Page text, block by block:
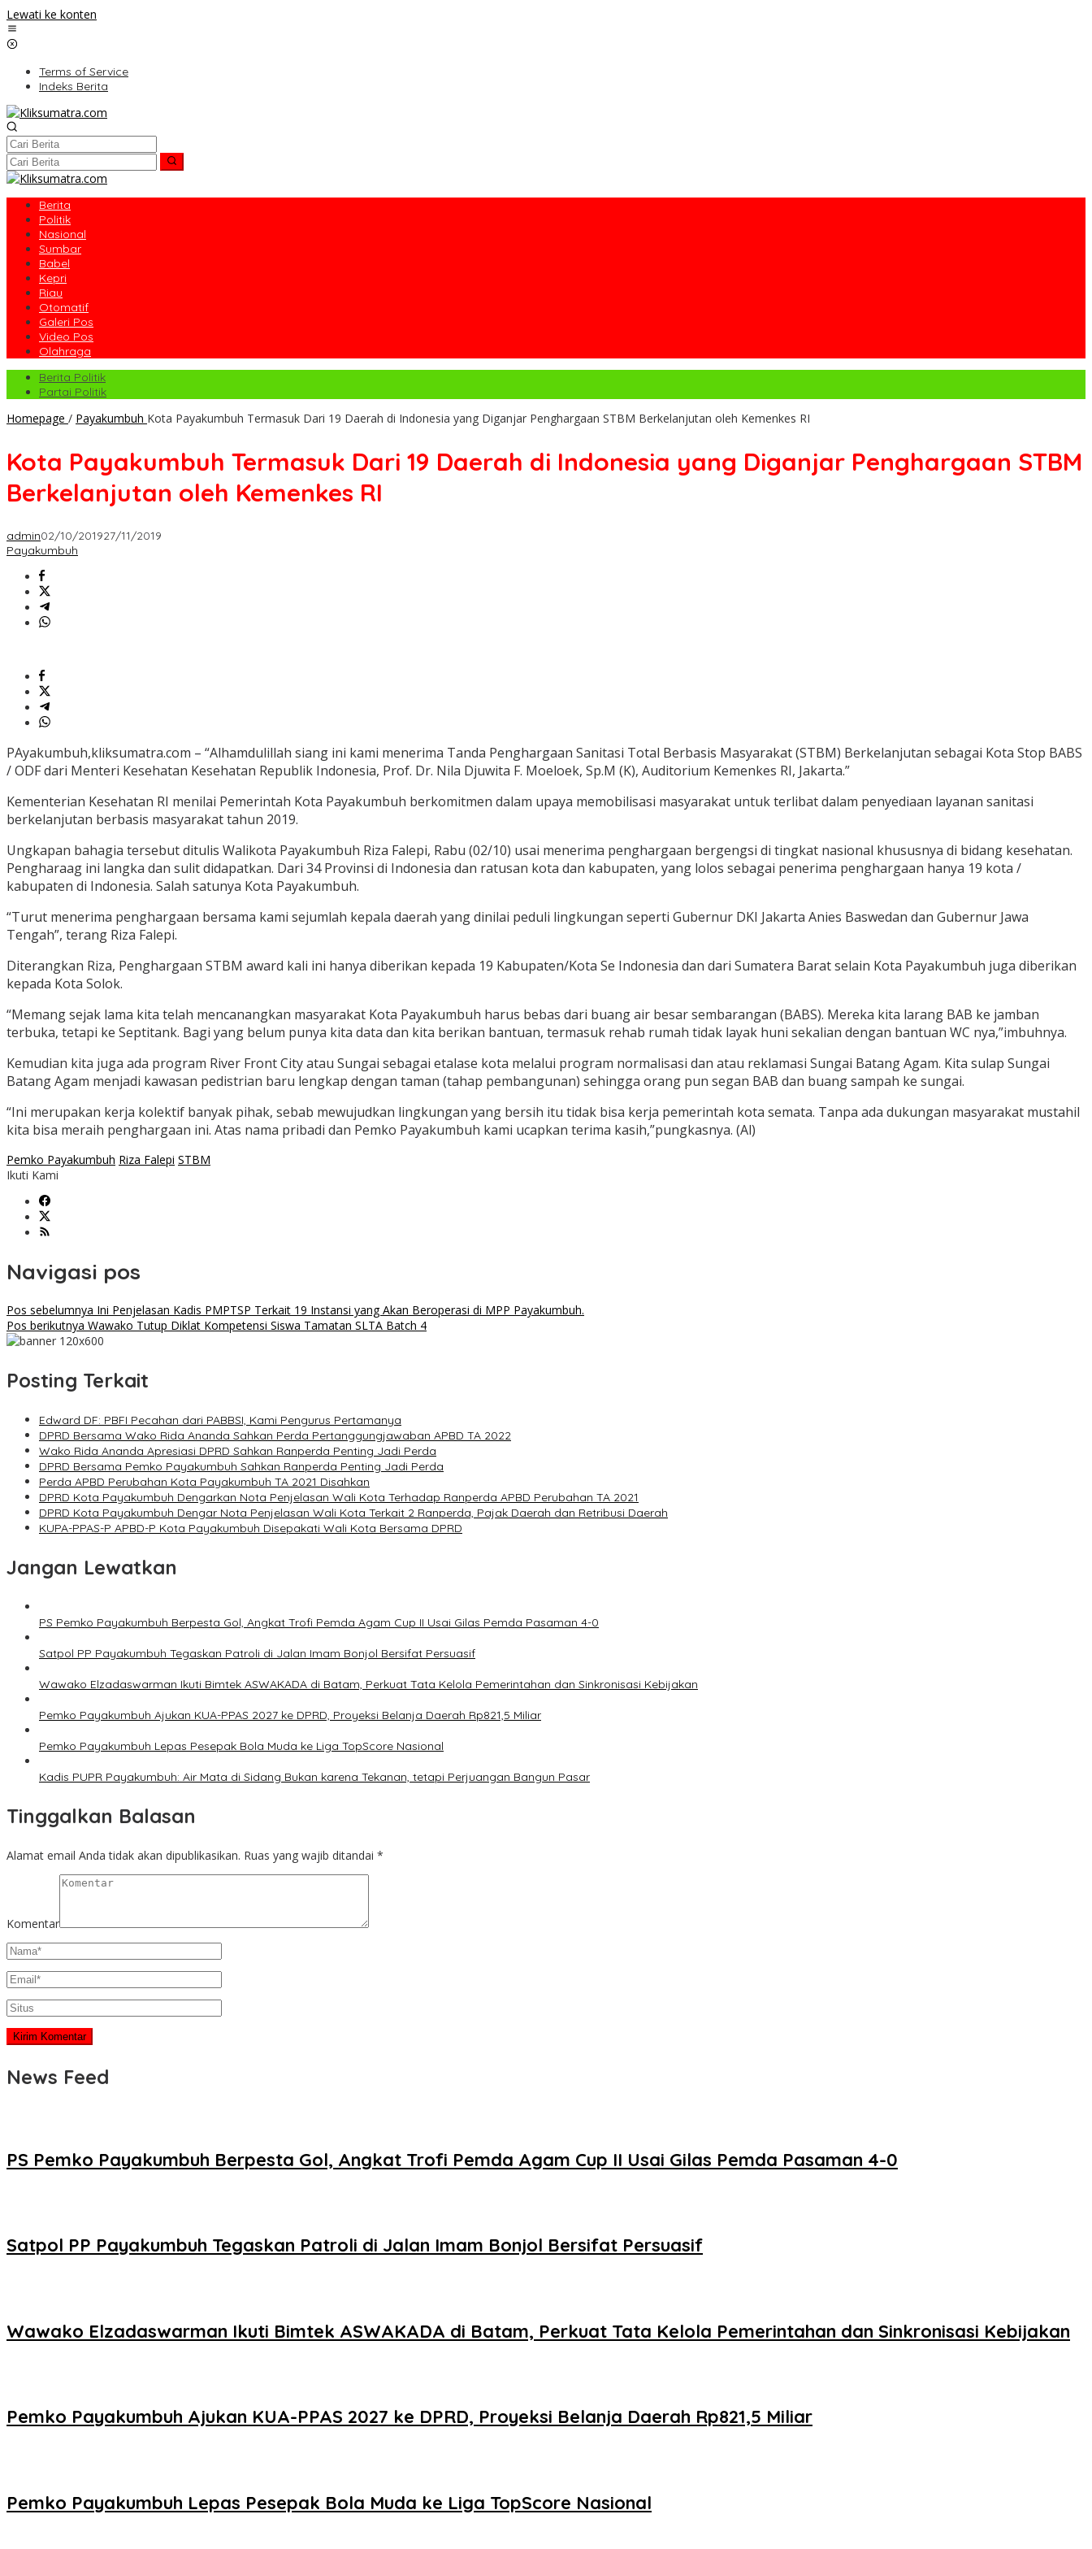
Lewati ke konten
Terms of Service
Indeks Berita
Berita
Politik
Nasional
Sumbar
Babel
Kepri
Riau
Otomatif
Galeri Pos
Video Pos
Olahraga
Berita Politik
Partai Politik
Homepage / Payakumbuh Kota Payakumbuh Termasuk Dari 19 Daerah di Indonesia yang Diganjar Penghargaan STBM Berkelanjutan oleh Kemenkes RI
Kota Payakumbuh Termasuk Dari 19 Daerah di Indonesia yang Diganjar Penghargaan STBM
Berkelanjutan oleh Kemenkes RI
admin02/10/201927/11/2019
Payakumbuh
PAyakumbuh,kliksumatra.com – “Alhamdulillah siang ini kami menerima Tanda Penghargaan Sanitasi Total Berbasis Masyarakat (STBM) Berkelanjutan sebagai Kota Stop BABS
/ ODF dari Menteri Kesehatan Kesehatan Republik Indonesia, Prof. Dr. Nila Djuwita F. Moeloek, Sp.M (K), Auditorium Kemenkes RI, Jakarta.”
Kementerian Kesehatan RI menilai Pemerintah Kota Payakumbuh berkomitmen dalam upaya memobilisasi masyarakat untuk terlibat dalam penyediaan layanan sanitasi
berkelanjutan berbasis masyarakat tahun 2019.
Ungkapan bahagia tersebut ditulis Walikota Payakumbuh Riza Falepi, Rabu (02/10) usai menerima penghargaan bergengsi di tingkat nasional khususnya di bidang kesehatan.
Pengharaag ini langka dan sulit didapatkan. Dari 34 Provinsi di Indonesia dan ratusan kota dan kabupaten, yang lolos sebagai penerima penghargaan hanya 19 kota /
kabupaten di Indonesia. Salah satunya Kota Payakumbuh.
“Turut menerima penghargaan bersama kami sejumlah kepala daerah yang dinilai peduli lingkungan seperti Gubernur DKI Jakarta Anies Baswedan dan Gubernur Jawa
Tengah”, terang Riza Falepi.
Diterangkan Riza, Penghargaan STBM award kali ini hanya diberikan kepada 19 Kabupaten/Kota Se Indonesia dan dari Sumatera Barat selain Kota Payakumbuh juga diberikan
kepada Kota Solok.
“Memang sejak lama kita telah mencanangkan masyarakat Kota Payakumbuh harus bebas dari buang air besar sembarangan (BABS). Mereka kita larang BAB ke jamban
terbuka, tetapi ke Septitank. Bagi yang belum punya kita data dan kita berikan bantuan, termasuk rehab rumah tidak layak huni sekalian dengan bantuan WC nya,”imbuhnya.
Kemudian kita juga ada program River Front City atau Sungai sebagai etalase kota melalui program normalisasi dan atau reklamasi Sungai Batang Agam. Kita sulap Sungai
Batang Agam menjadi kawasan pedistrian baru lengkap dengan taman (tahap pembangunan) sehingga orang pun segan BAB dan buang sampah ke sungai.
“Ini merupakan kerja kolektif banyak pihak, sebab mewujudkan lingkungan yang bersih itu tidak bisa kerja pemerintah kota semata. Tanpa ada dukungan masyarakat mustahil
kita bisa meraih penghargaan ini. Atas nama pribadi dan Pemko Payakumbuh kami ucapkan terima kasih,”pungkasnya. (Al)
Pemko Payakumbuh Riza Falepi STBM
Ikuti Kami
Navigasi pos
Pos sebelumnya Ini Penjelasan Kadis PMPTSP Terkait 19 Instansi yang Akan Beroperasi di MPP Payakumbuh.
Pos berikutnya Wawako Tutup Diklat Kompetensi Siswa Tamatan SLTA Batch 4
Posting Terkait
Edward DF: PBFI Pecahan dari PABBSI, Kami Pengurus Pertamanya
DPRD Bersama Wako Rida Ananda Sahkan Perda Pertanggungjawaban APBD TA 2022
Wako Rida Ananda Apresiasi DPRD Sahkan Ranperda Penting Jadi Perda
DPRD Bersama Pemko Payakumbuh Sahkan Ranperda Penting Jadi Perda
Perda APBD Perubahan Kota Payakumbuh TA 2021 Disahkan
DPRD Kota Payakumbuh Dengarkan Nota Penjelasan Wali Kota Terhadap Ranperda APBD Perubahan TA 2021
DPRD Kota Payakumbuh Dengar Nota Penjelasan Wali Kota Terkait 2 Ranperda, Pajak Daerah dan Retribusi Daerah
KUPA-PPAS-P APBD-P Kota Payakumbuh Disepakati Wali Kota Bersama DPRD
Jangan Lewatkan
PS Pemko Payakumbuh Berpesta Gol, Angkat Trofi Pemda Agam Cup II Usai Gilas Pemda Pasaman 4-0
Satpol PP Payakumbuh Tegaskan Patroli di Jalan Imam Bonjol Bersifat Persuasif
Wawako Elzadaswarman Ikuti Bimtek ASWAKADA di Batam, Perkuat Tata Kelola Pemerintahan dan Sinkronisasi Kebijakan
Pemko Payakumbuh Ajukan KUA-PPAS 2027 ke DPRD, Proyeksi Belanja Daerah Rp821,5 Miliar
Pemko Payakumbuh Lepas Pesepak Bola Muda ke Liga TopScore Nasional
Kadis PUPR Payakumbuh: Air Mata di Sidang Bukan karena Tekanan, tetapi Perjuangan Bangun Pasar
Tinggalkan Balasan
Alamat email Anda tidak akan dipublikasikan. Ruas yang wajib ditandai *
Komentar
News Feed
PS Pemko Payakumbuh Berpesta Gol, Angkat Trofi Pemda Agam Cup II Usai Gilas Pemda Pasaman 4-0
Satpol PP Payakumbuh Tegaskan Patroli di Jalan Imam Bonjol Bersifat Persuasif
Wawako Elzadaswarman Ikuti Bimtek ASWAKADA di Batam, Perkuat Tata Kelola Pemerintahan dan Sinkronisasi Kebijakan
Pemko Payakumbuh Ajukan KUA-PPAS 2027 ke DPRD, Proyeksi Belanja Daerah Rp821,5 Miliar
Pemko Payakumbuh Lepas Pesepak Bola Muda ke Liga TopScore Nasional